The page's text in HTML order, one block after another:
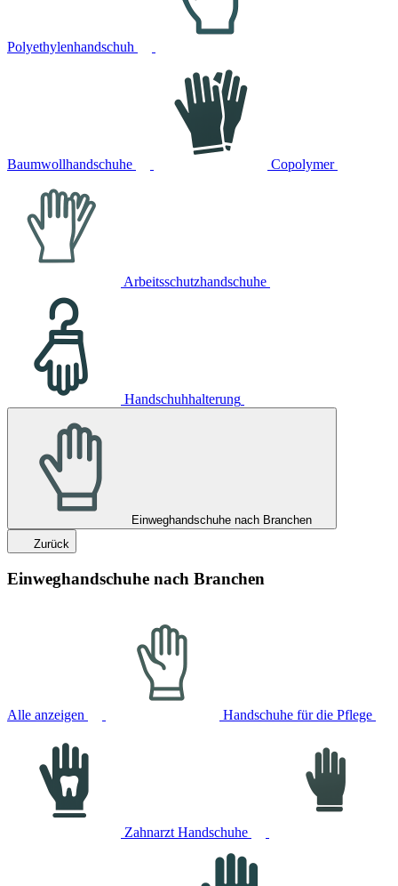
Polyethylenhandschuh
Baumwollhandschuhe Copolymer
Arbeitsschutzhandschuhe
Handschuhhalterung
Einweghandschuhe nach Branchen
Zurück
Einweghandschuhe nach Branchen
Alle anzeigen Handschuhe für die Pflege
Zahnarzt Handschuhe